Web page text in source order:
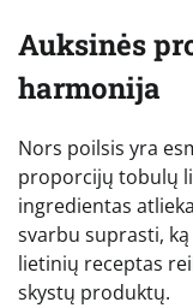
Auksinės
harmonija
Nors poilsis yra
proporcijų tobulų
ingredientas
svarbu suprasti,
lietinių receptas
skystų produktų.